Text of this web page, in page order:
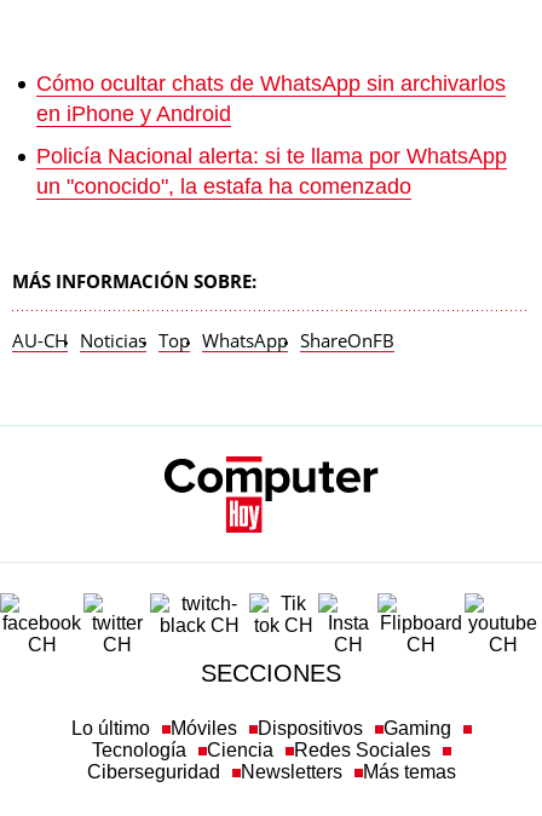
Cómo ocultar chats de WhatsApp sin archivarlos
en iPhone y Android
Policía Nacional alerta: si te llama por WhatsApp
un "conocido", la estafa ha comenzado
MÁS INFORMACIÓN SOBRE:
AU-CH Noticias Top WhatsApp ShareOnFB
SECCIONES
Lo último Móviles Dispositivos
Gaming
Tecnología
Ciencia
Redes Sociales
Ciberseguridad
Newsletters Más temas